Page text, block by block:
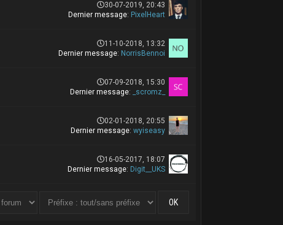
30-07-2019, 20:43
Dernier message: PixelHeart
11-10-2018, 13:32
Dernier message: NorrisBennoi
07-09-2018, 15:30
Dernier message: _scromz_
02-01-2018, 20:55
Dernier message: wyiseasy
16-05-2017, 18:07
Dernier message: Digit__UKS